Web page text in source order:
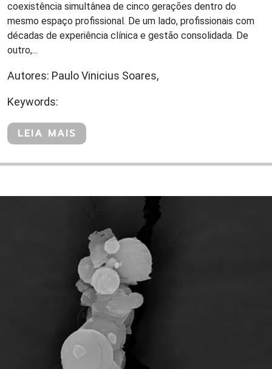
coexistência simultânea de cinco gerações dentro do
mesmo espaço profissional. De um lado, profissionais com
décadas de experiência clínica e gestão consolidada. De
outro,...
Autores: Paulo Vinicius Soares,
Keywords:
LEIA MAIS